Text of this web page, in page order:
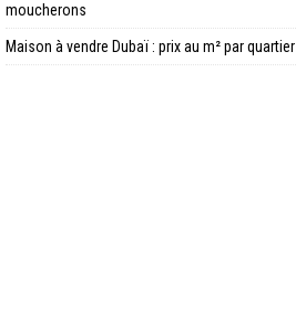
moucherons
Maison à vendre Dubaï : prix au m² par quartier